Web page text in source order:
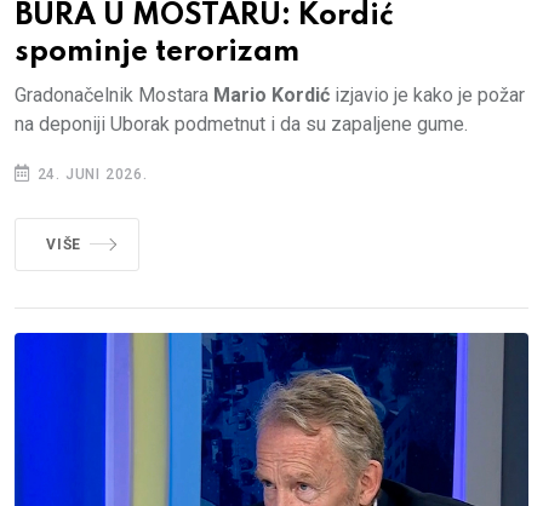
BURA U MOSTARU: Kordić
spominje terorizam
Gradonačelnik Mostara Mario Kordić izjavio je kako je požar
na deponiji Uborak podmetnut i da su zapaljene gume.
24. JUNI 2026.
VIŠE